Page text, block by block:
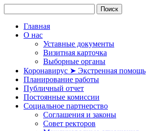
Главная
О нас
Уставные документы
Визитная карточка
Выборные органы
Коронавирус ➤ Экстренная помощь
Планирование работы
Публичный отчет
Постоянные комиссии
Социальное партнерство
Соглашения и законы
Совет ректоров